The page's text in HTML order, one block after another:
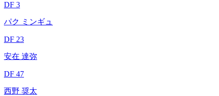
DF 3
パク ミンギュ
DF 23
安在 達弥
DF 47
西野 奨太